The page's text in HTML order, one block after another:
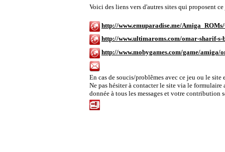
Voici des liens vers d'autres sites qui proposent
http://www.emuparadise.me/
http://www.ultimaroms.com/omar-sharif-
http://www.mobygames.com/game/amiga/
En cas de soucis/problêmes avec ce jeu ou le site
Ne pas hésiter à contacter le site via le
donnée à tous les messages et votre contribution